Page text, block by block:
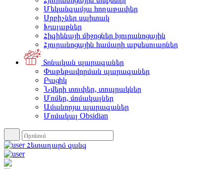
Մեկանգամյա հողաթափեր
Սրբիչներ սպիտակ
Խալաթներ
Հիգիենայի միջոցներ հյուրանոցային
Հյուրանոցային համարի աքսեսուարներ
Տոնական պարագաներ
Փաթեթավորման պարագաներ
Բացիկ
Նվերի տուփեր, տոպրակներ
Մոմեր, մոմակալներ
Ամանորյա պարագաներ
Մոմակալ Obsidian
Հետադարձ զանգ